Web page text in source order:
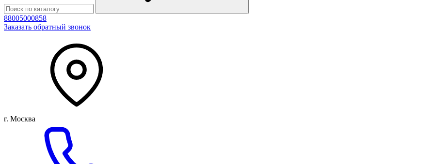
88005000858
Заказать обратный звонок
г. Москва